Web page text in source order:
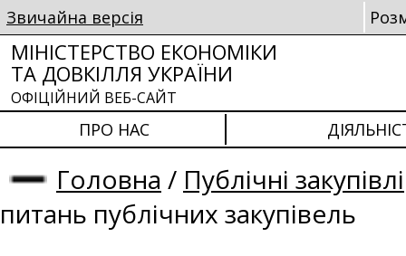
Звичайна версія
МІНІСТЕРСТВО ЕКОНОМІКИ
ТА ДОВКІЛЛЯ УКРАЇНИ
ОФІЦІЙНИЙ ВЕБ-САЙТ
ПРО НАС
Головна / Публічні закупівлі
питань публічних закупівель